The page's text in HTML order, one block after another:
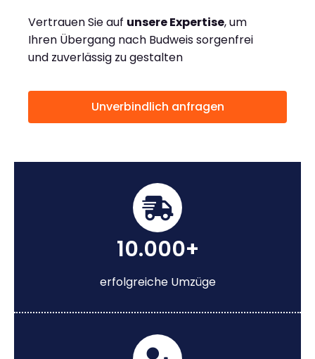
Vertrauen Sie auf unsere Expertise, um
Ihren Übergang nach Budweis sorgenfrei
und zuverlässig zu gestalten
Unverbindlich anfragen
10.000+
erfolgreiche Umzüge